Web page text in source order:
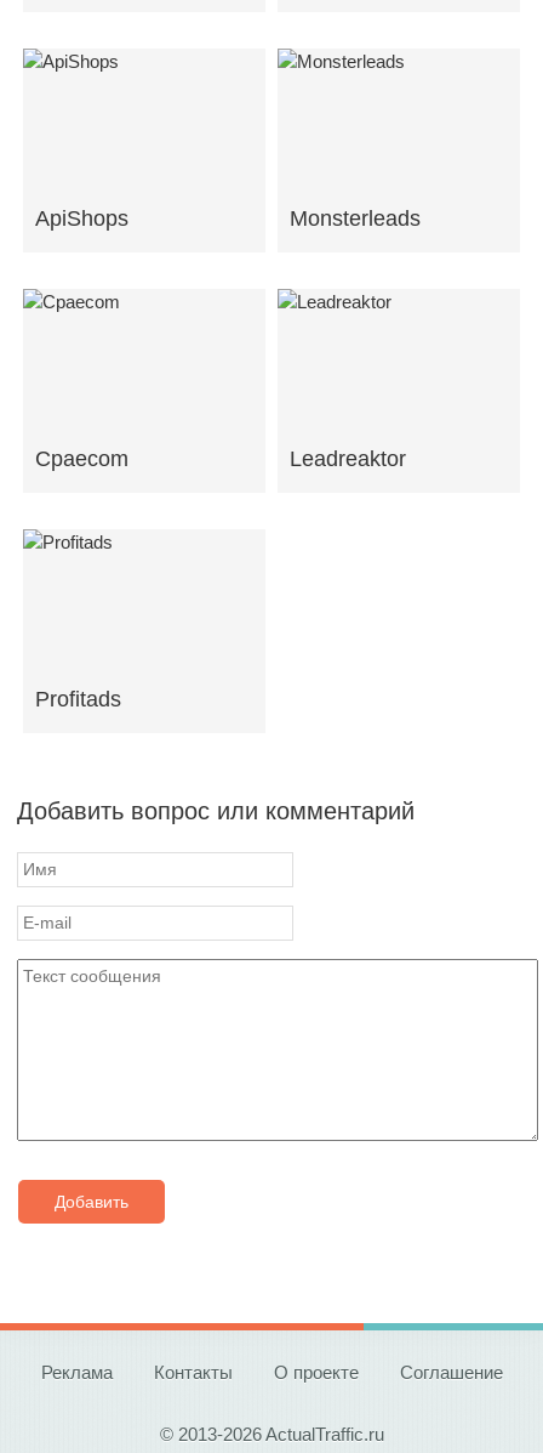
ApiShops Monsterleads
Cpaecom Leadreaktor
Profitads
Добавить вопрос или комментарий
Добавить
Реклама Контакты О проекте Соглашение
© 2013-2026 ActualTraffic.ru